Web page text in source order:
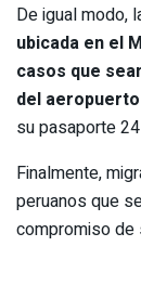
De igual modo,
ubicada en el
casos que
del
su pasaporte
Finalmente,
peruanos que
compromiso de